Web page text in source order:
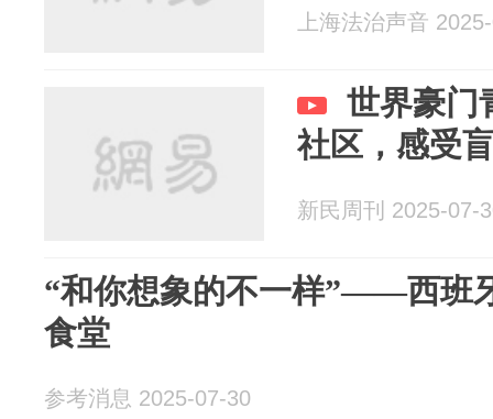
上海法治声音
世界豪门
社区，感受
新民周刊 2025-07-
“和你想象的不一样”——西班
食堂
参考消息 2025-07-30